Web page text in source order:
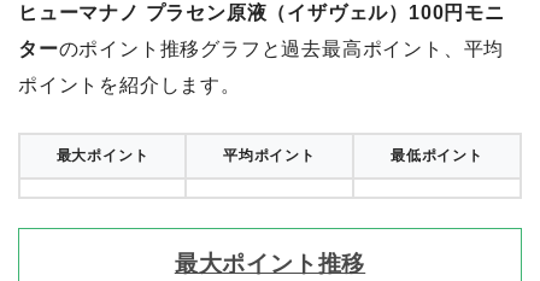
ヒューマナノ プラセン原液（イザヴェル）100円モニ
ターのポイント推移グラフと過去最高ポイント、平均
ポイントを紹介します。
最大ポイント 平均ポイント 最低ポイント
最大ポイント推移